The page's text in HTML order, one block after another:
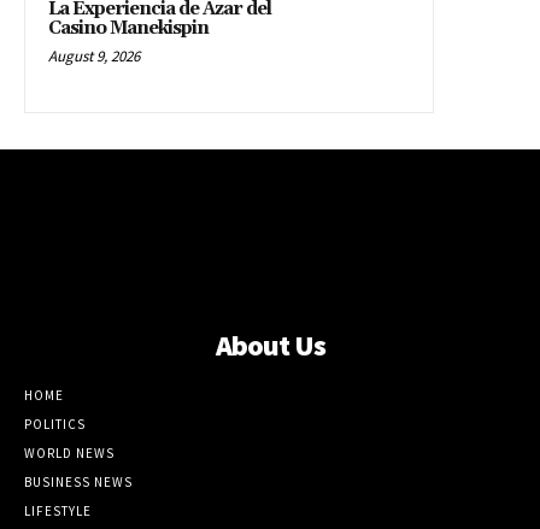
La Experiencia de Azar del
Casino Manekispin
August 9, 2026
About Us
HOME
POLITICS
WORLD NEWS
BUSINESS NEWS
LIFESTYLE